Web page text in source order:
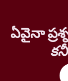
ఏవైనా